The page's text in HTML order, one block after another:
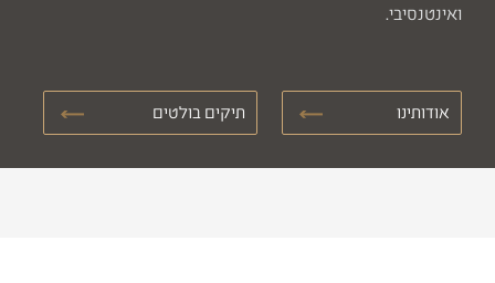
ואינטנסיבי.
אודותינו תיקים בולטים